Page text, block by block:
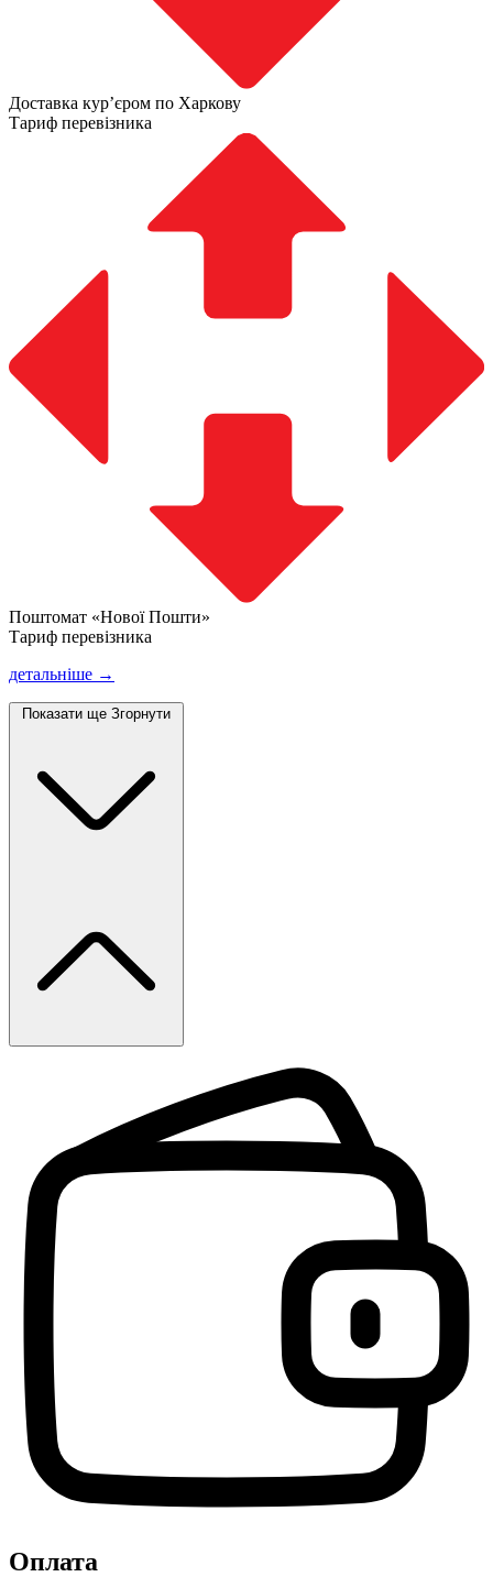
Доставка курʼєром по Харкову
Тариф перевізника
Поштомат «Нової Пошти»
Тариф перевізника
детальніше →
Показати ще Згорнути
Оплата